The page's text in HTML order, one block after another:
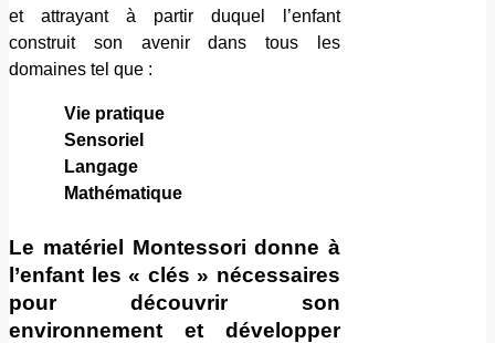
et attrayant à partir duquel l’enfant
construit son avenir dans tous les
domaines tel que :
Vie pratique
Sensoriel
Langage
Mathématique
Le matériel Montessori donne à
l’enfant les « clés » nécessaires
pour découvrir son
environnement et développer